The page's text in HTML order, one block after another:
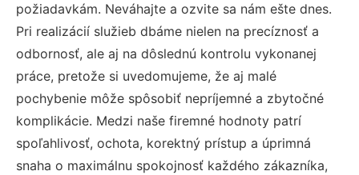
požiadavkám. Neváhajte a ozvite sa nám ešte dnes.
Pri realizácií služieb dbáme nielen na precíznosť a
odbornosť, ale aj na dôslednú kontrolu vykonanej
práce, pretože si uvedomujeme, že aj malé
pochybenie môže spôsobiť nepríjemné a zbytočné
komplikácie. Medzi naše firemné hodnoty patrí
spoľahlivosť, ochota, korektný prístup a úprimná
snaha o maximálnu spokojnosť každého zákazníka,